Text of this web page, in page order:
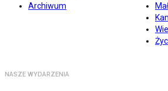
Archiwum
NASZE WYDARZENIA